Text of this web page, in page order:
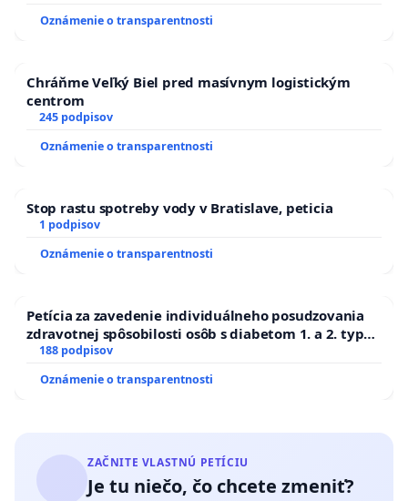
Oznámenie o transparentnosti
Chráňme Veľký Biel pred masívnym logistickým
centrom
245 podpisov
Oznámenie o transparentnosti
Stop rastu spotreby vody v Bratislave, peticia
1 podpisov
Oznámenie o transparentnosti
Petícia za zavedenie individuálneho posudzovania
zdravotnej spôsobilosti osôb s diabetom 1. a 2. typu
pri prijímaní do Policajného zboru SR
188 podpisov
Oznámenie o transparentnosti
ZAČNITE VLASTNÚ PETÍCIU
Je tu niečo, čo chcete zmeniť?